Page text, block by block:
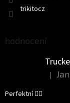
trikitocz
hodnocení
|
Perfektní 👌🏻